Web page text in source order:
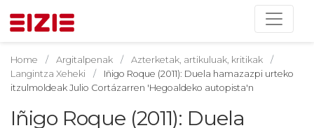
Home Argitalpenak
Azterketak, artikuluak, kritikak
Langintza Xeheki
Iñigo Roque (2011): Duela hamazazpi urteko
itzulmoldeak Julio Cortázarren 'Hegoaldeko autopista'n
Iñigo Roque (2011): Duela